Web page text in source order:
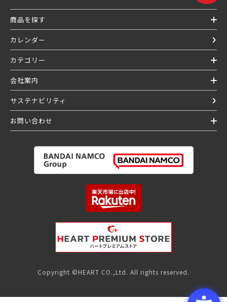
商品を探す
カレンダー
カテゴリー
会社案内
サステナビリティ
お問い合わせ
Copyright ©HEART CO.,Ltd. All rights reserved.